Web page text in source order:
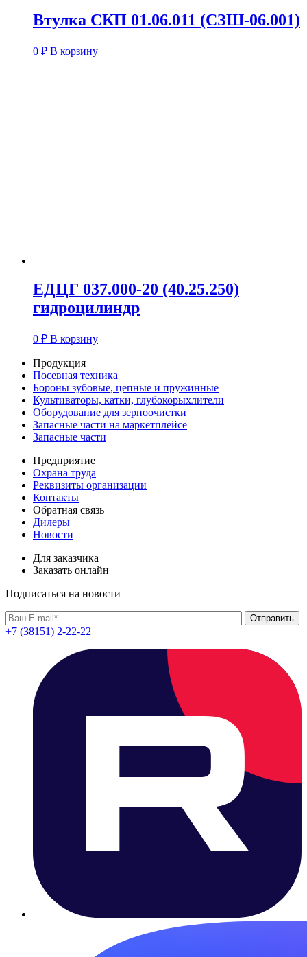
Втулка СКП 01.06.011 (СЗШ-06.001)
0 ₽ В корзину
ЕДЦГ 037.000-20 (40.25.250)
гидроцилиндр
0 ₽ В корзину
Продукция
Посевная техника
Бороны зубовые, цепные и пружинные
Культиваторы, катки, глубокорыхлители
Оборудование для зерноочистки
Запасные части на маркетплейсе
Запасные части
Предприятие
Охрана труда
Реквизиты организации
Контакты
Обратная связь
Дилеры
Новости
Для заказчика
Заказать онлайн
Подписаться на новости
+7 (38151) 2-22-22